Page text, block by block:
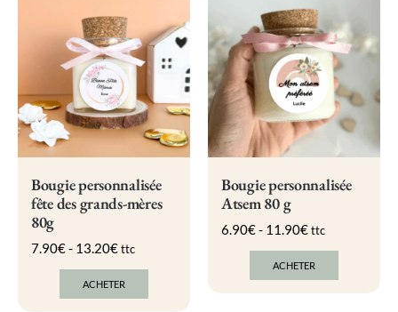
Les
options
peuvent
être
choisies
sur
la
page
du
variations.
Les
options
peuvent
être
choisies
sur
la
page
du
Bougie personnalisée
fête des grands-mères
80g
7.90€- 13.20€ ttc
ACHETER
Ce
Bougie personnalisée
Atsem 80 g
6.90€- 11.90€ ttc
ACHETER
Ce